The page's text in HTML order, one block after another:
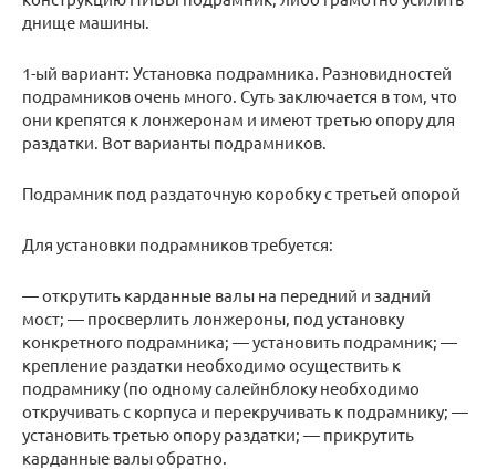
днище машины.
1-ый вариант: Установка подрамника. Разновидностей
подрамников очень много. Суть заключается в том, что
они крепятся к лонжеронам и имеют третью опору для
раздатки. Вот варианты подрамников.
Подрамник под раздаточную коробку с третьей опорой
Для установки подрамников требуется:
— открутить карданные валы на передний и задний
мост; — просверлить лонжероны, под установку
конкретного подрамника; — установить подрамник; —
крепление раздатки необходимо осуществить к
подрамнику (по одному салейнблоку необходимо
откручивать с корпуса и перекручивать к подрамнику; —
установить третью опору раздатки; — прикрутить
карданные валы обратно.